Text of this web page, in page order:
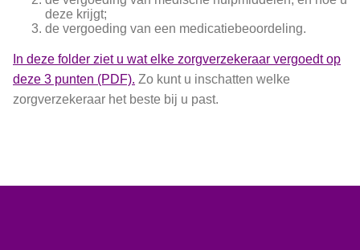
deze krijgt;
de vergoeding van een medicatiebeoordeling.
In deze folder ziet u wat elke zorgverzekeraar vergoedt op
deze 3 punten (PDF). Zo kunt u inschatten welke
zorgverzekeraar het beste bij u past.